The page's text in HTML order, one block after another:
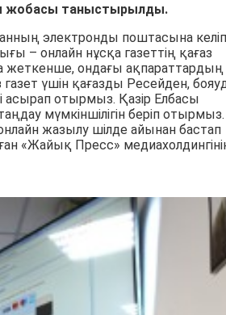
жобасы таныстырылды.
электронды поштасына келіп
– онлайн нұсқа газеттің қағаз
жеткенше, ондағы ақпараттардың
үшін қағазды Ресейден,
асырап отырмыз. Қазір Елбасы
мүмкіншілігін беріп отырмыз.
жазылу шілде айынан бастап
«Жайық Пресс»